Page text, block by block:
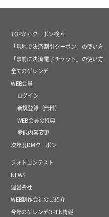
TOPからクーポン検索
「現地で決済 割引クーポン」の使い方
「事前に決済 電子チケット」の使い方
全てのゲレンデ
WEB会員
ログイン
新規登録（無料）
WEB会員の特典
登録内容変更
次年度DMクーポン
フォトコンテスト
NEWS
運営会社
WEB制作会社のご紹介
今年のゲレンデOPEN情報